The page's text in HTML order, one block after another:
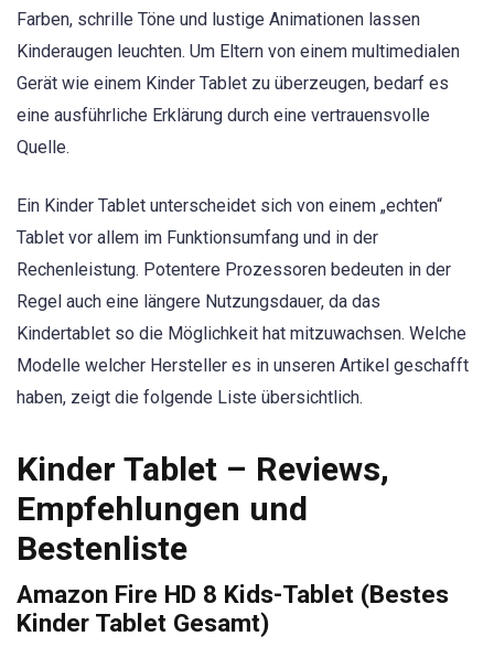
Farben, schrille Töne und lustige Animationen lassen
Kinderaugen leuchten. Um Eltern von einem multimedialen
Gerät wie einem Kinder Tablet zu überzeugen, bedarf es
eine ausführliche Erklärung durch eine vertrauensvolle
Quelle.
Ein Kinder Tablet unterscheidet sich von einem „echten“
Tablet vor allem im Funktionsumfang und in der
Rechenleistung. Potentere Prozessoren bedeuten in der
Regel auch eine längere Nutzungsdauer, da das
Kindertablet so die Möglichkeit hat mitzuwachsen. Welche
Modelle welcher Hersteller es in unseren Artikel geschafft
haben, zeigt die folgende Liste übersichtlich.
Kinder Tablet – Reviews,
Empfehlungen und
Bestenliste
Amazon Fire HD 8 Kids-Tablet (Bestes
Kinder Tablet Gesamt)